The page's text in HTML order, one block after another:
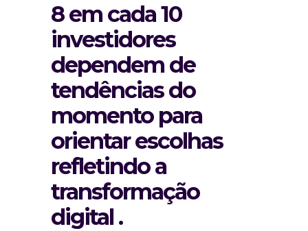
8 em cada 10
investidores
dependem de
tendências do
momento para
orientar escolhas
refletindo a
transformação
digital .